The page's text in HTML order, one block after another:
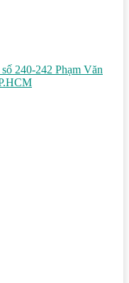
240-242 Phạm Văn